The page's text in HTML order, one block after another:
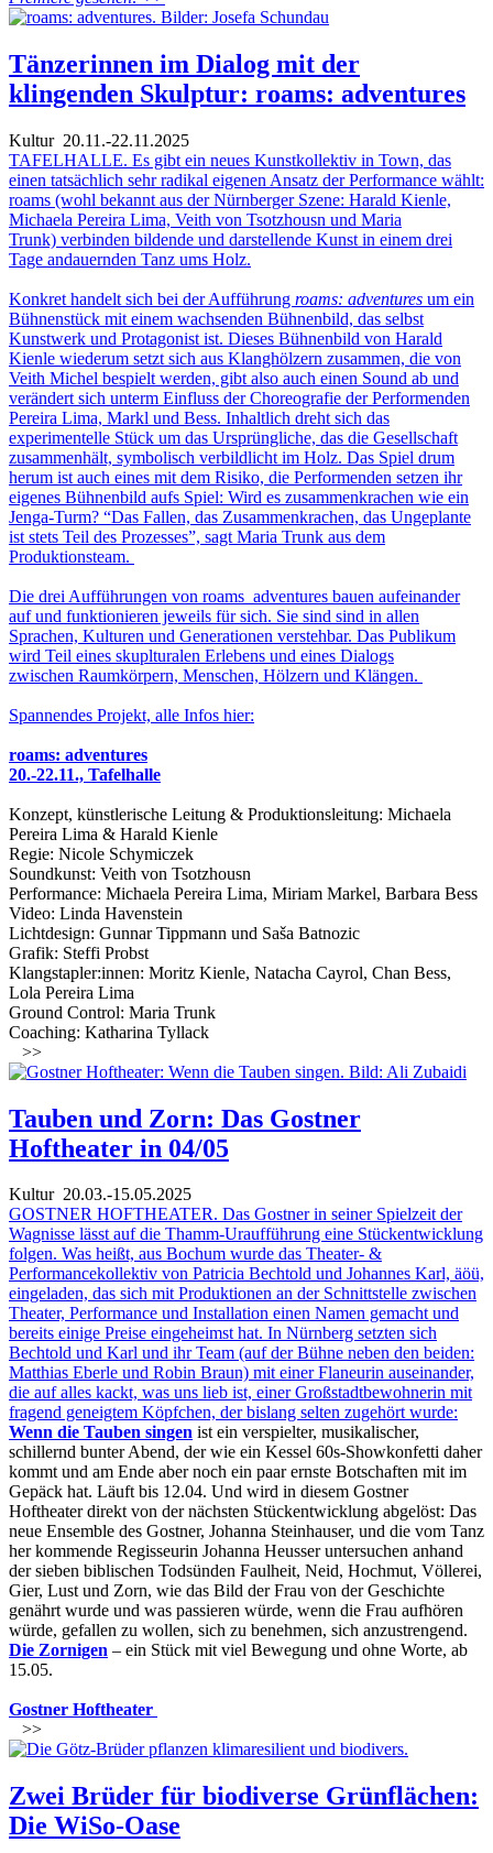
Tänzerinnen im Dialog mit der
klingenden Skulptur: roams: adventures
Kultur20.11.-22.11.2025
TAFELHALLE. Es gibt ein neues Kunstkollektiv in Town, das
einen tatsächlich sehr radikal eigenen Ansatz der Performance wählt:
roams (wohl bekannt aus der Nürnberger Szene: Harald Kienle,
Michaela Pereira Lima, Veith von Tsotzhousn und Maria
Trunk) verbinden bildende und darstellende Kunst in einem drei
Tage andauernden Tanz ums Holz.
Konkret handelt sich bei der Aufführung roams: adventures um ein
Bühnenstück mit einem wachsenden Bühnenbild, das selbst
Kunstwerk und Protagonist ist. Dieses Bühnenbild von Harald
Kienle wiederum setzt sich aus Klanghölzern zusammen, die von
Veith Michel bespielt werden, gibt also auch einen Sound ab und
verändert sich unterm Einfluss der Choreografie der Performenden
Pereira Lima, Markl und Bess. Inhaltlich dreht sich das
experimentelle Stück um das Ursprüngliche, das die Gesellschaft
zusammenhält, symbolisch verbildlicht im Holz. Das Spiel drum
herum ist auch eines mit dem Risiko, die Performenden setzen ihr
eigenes Bühnenbild aufs Spiel: Wird es zusammenkrachen wie ein
Jenga-Turm? “Das Fallen, das Zusammenkrachen, das Ungeplante
ist stets Teil des Prozesses”, sagt Maria Trunk aus dem
Produktionsteam.
Die drei Aufführungen von roams_adventures bauen aufeinander
auf und funktionieren jeweils für sich. Sie sind sind in allen
Sprachen, Kulturen und Generationen verstehbar. Das Publikum
wird Teil eines skuplturalen Erlebens und eines Dialogs
zwischen Raumkörpern, Menschen, Hölzern und Klängen.
Spannendes Projekt, alle Infos hier:
roams: adventures
20.-22.11., Tafelhalle
Konzept, künstlerische Leitung & Produktionsleitung: Michaela
Pereira Lima & Harald Kienle
Regie: Nicole Schymiczek
Soundkunst: Veith von Tsotzhousn
Performance: Michaela Pereira Lima, Miriam Markel, Barbara Bess
Video: Linda Havenstein
Lichtdesign: Gunnar Tippmann und Saša Batnozic
Grafik: Steffi Probst
Klangstapler:innen: Moritz Kienle, Natacha Cayrol, Chan Bess,
Lola Pereira Lima
Ground Control: Maria Trunk
Coaching: Katharina Tyllack
>>
Tauben und Zorn: Das Gostner
Hoftheater in 04/05
Kultur20.03.-15.05.2025
GOSTNER HOFTHEATER. Das Gostner in seiner Spielzeit der
Wagnisse lässt auf die Thamm-Uraufführung eine Stückentwicklung
folgen. Was heißt, aus Bochum wurde das Theater- &
Performancekollektiv von Patricia Bechtold und Johannes Karl, äöü,
eingeladen, das sich mit Produktionen an der Schnittstelle zwischen
Theater, Performance und Installation einen Namen gemacht und
bereits einige Preise eingeheimst hat. In Nürnberg setzten sich
Bechtold und Karl und ihr Team (auf der Bühne neben den beiden:
Matthias Eberle und Robin Braun) mit einer Flaneurin auseinander,
die auf alles kackt, was uns lieb ist, einer Großstadtbewohnerin mit
fragend geneigtem Köpfchen, der bislang selten zugehört wurde:
Wenn die Tauben singen ist ein verspielter, musikalischer,
schillernd bunter Abend, der wie ein Kessel 60s-Showkonfetti daher
kommt und am Ende aber noch ein paar ernste Botschaften mit im
Gepäck hat. Läuft bis 12.04. Und wird in diesem Gostner
Hoftheater direkt von der nächsten Stückentwicklung abgelöst: Das
neue Ensemble des Gostner, Johanna Steinhauser, und die vom Tanz
her kommende Regisseurin Johanna Heusser untersuchen anhand
der sieben biblischen Todsünden Faulheit, Neid, Hochmut, Völlerei,
Gier, Lust und Zorn, wie das Bild der Frau von der Geschichte
genährt wurde und was passieren würde, wenn die Frau aufhören
würde, gefallen zu wollen, sich zu benehmen, sich anzustrengend.
Die Zornigen – ein Stück mit viel Bewegung und ohne Worte, ab
15.05.
Gostner Hoftheater
>>
Zwei Brüder für biodiverse Grünflächen:
Die WiSo-Oase